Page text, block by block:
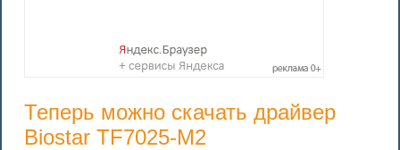
Теперь можно скачать драйвер
Biostar TF7025-M2